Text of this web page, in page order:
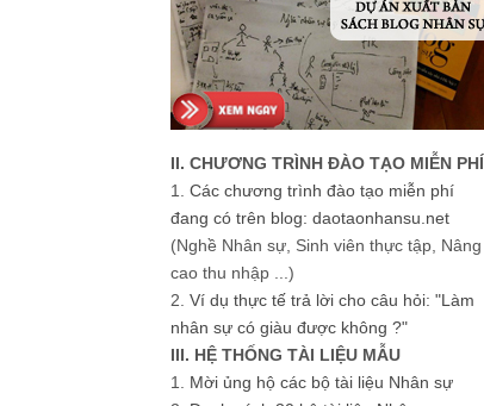
II. CHƯƠNG TRÌNH ĐÀO TẠO MIỄN PHÍ
1. Các chương trình đào tạo miễn phí
đang có trên blog: daotaonhansu.net
(Nghề Nhân sự, Sinh viên thực tập, Nâng
cao thu nhập ...)
2. Ví dụ thực tế trả lời cho câu hỏi: "Làm
nhân sự có giàu được không ?"
III. HỆ THỐNG TÀI LIỆU MẪU
1. Mời ủng hộ các bộ tài liệu Nhân sự